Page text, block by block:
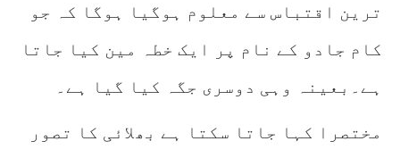
ترین اقتباس سے معلوم ہوگیا ہوگا کہ جو
کام جادو کے نام پر ایک خطہ مین کیا جاتا
ہے۔بعینہ وہی دوسری جگہ کیا گیا ہے۔
مختصرا کہا جاتا سکتا ہے بھلائی کا تصور